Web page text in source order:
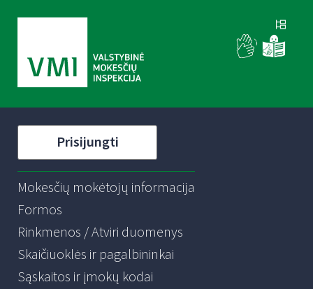
Prisijungti
Mokesčių mokėtojų informacija
Formos
Rinkmenos / Atviri duomenys
Skaičiuoklės ir pagalbininkai
Sąskaitos ir įmokų kodai